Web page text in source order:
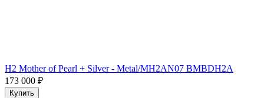
H2 Mother of Pearl + Silver - Metal/MH2AN07 BMBDH2A
173 000 ₽
Купить